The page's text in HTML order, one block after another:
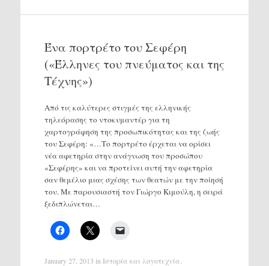
Ένα πορτρέτο του Σεφέρη
(«Έλληνες του πνεύματος και της
Τέχνης»)
Από τις καλύτερες στιγμές της ελληνικής
τηλεόρασης το ντοκυμαντέρ για τη
χαρτογράφηση της προσωπικότητας και της ζωής
του Σεφέρη: «…Το πορτρέτο έρχεται να ορίσει
νέα αφετηρία στην ανάγνωση του προσώπου
«Σεφέρης» και να προτείνει αυτή την αφετηρία
σαν θεμέλιο μιας σχέσης των θεατών με την ποίησή
του. Με παρουσιαστή τον Γιώργο Κιμούλη, η σειρά
ξεδιπλώνεται…
January 27, 2013 in Ιστορία και λογοτεχνία